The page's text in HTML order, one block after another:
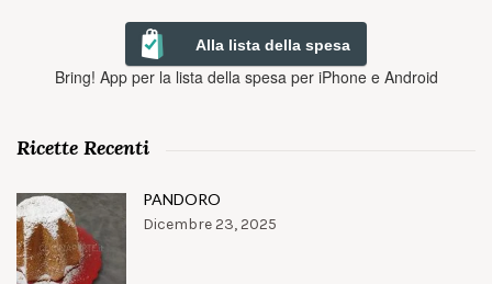
Alla lista della spesa
Bring! App per la lista della spesa per iPhone e Android
Ricette Recenti
PANDORO
Dicembre 23, 2025